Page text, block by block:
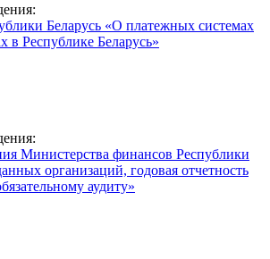
Беларусь «О платежных системах
в Республике Беларусь»
Министерства финансов Республики
организаций, годовая отчетность
аудиту»